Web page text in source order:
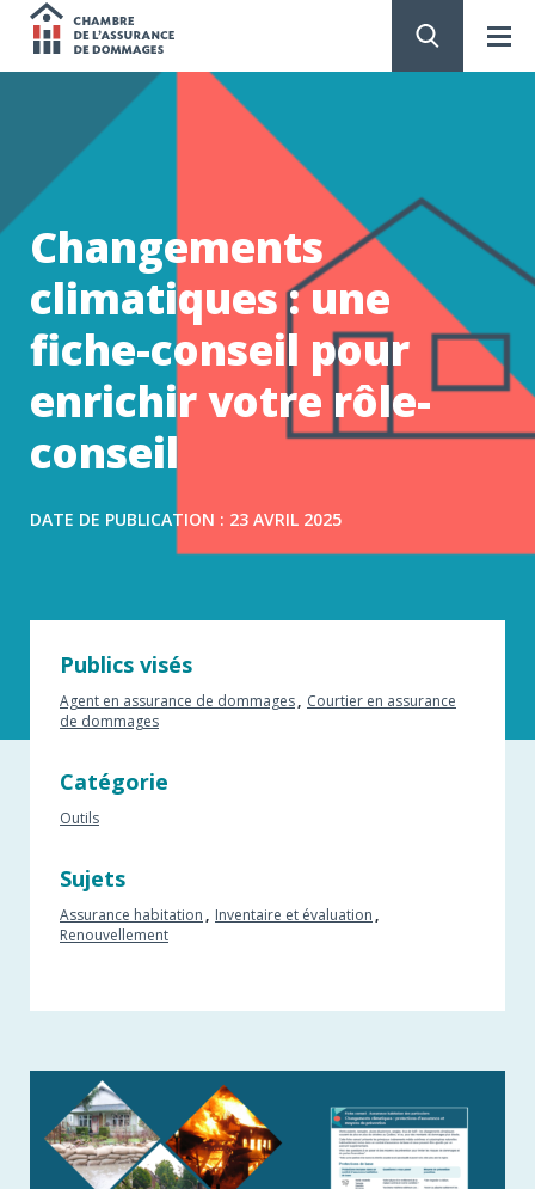
CONTENU
Chambre
l'assurance
de
dommages
Changements
climatiques : une
fiche-conseil pour
enrichir votre rôle-
conseil
DATE DE PUBLICATION : 23 AVRIL 2025
Publics visés
Agent en assurance de dommages
Courtier en assurance
de dommages
Catégorie
Outils
Sujets
Assurance habitation
Inventaire et évaluation
Renouvellement